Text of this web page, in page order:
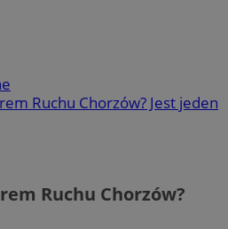
Ruchu Chorzów? Jest jeden
Ruchu Chorzów?